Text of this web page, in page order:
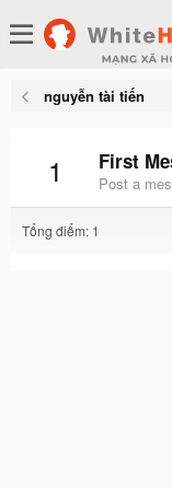
nguyễn tài tiến
1 First
Post a
Tổng điểm: 1